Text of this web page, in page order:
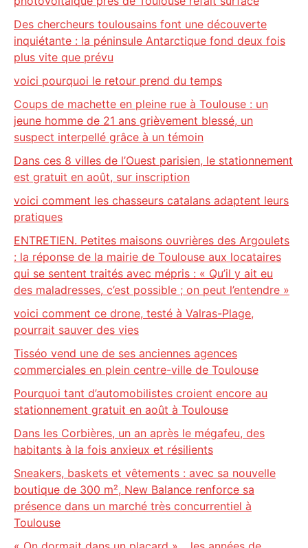
Des chercheurs toulousains font une découverte
inquiétante : la péninsule Antarctique fond deux fois
plus vite que prévu
voici pourquoi le retour prend du temps
Coups de machette en pleine rue à Toulouse : un
jeune homme de 21 ans grièvement blessé, un
suspect interpellé grâce à un témoin
Dans ces 8 villes de l’Ouest parisien, le stationnement
est gratuit en août, sur inscription
voici comment les chasseurs catalans adaptent leurs
pratiques
ENTRETIEN. Petites maisons ouvrières des Argoulets
: la réponse de la mairie de Toulouse aux locataires
qui se sentent traités avec mépris : « Qu’il y ait eu
des maladresses, c’est possible ; on peut l’entendre »
voici comment ce drone, testé à Valras-Plage,
pourrait sauver des vies
Tisséo vend une de ses anciennes agences
commerciales en plein centre-ville de Toulouse
Pourquoi tant d’automobilistes croient encore au
stationnement gratuit en août à Toulouse
Dans les Corbières, un an après le mégafeu, des
habitants à la fois anxieux et résilients
Sneakers, baskets et vêtements : avec sa nouvelle
boutique de 300 m², New Balance renforce sa
présence dans un marché très concurrentiel à
Toulouse